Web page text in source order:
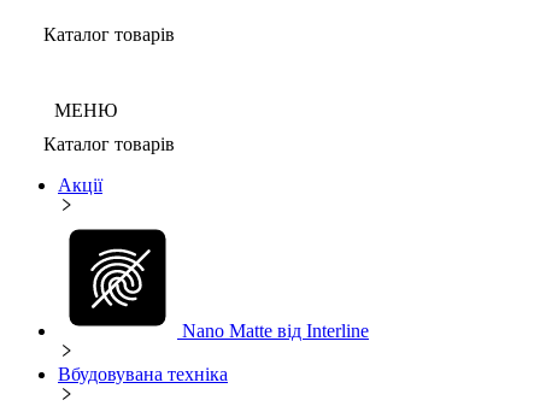
Каталог товарів
МЕНЮ
Каталог товарів
Акції
Nano Matte від Interline
Вбудовувана техніка